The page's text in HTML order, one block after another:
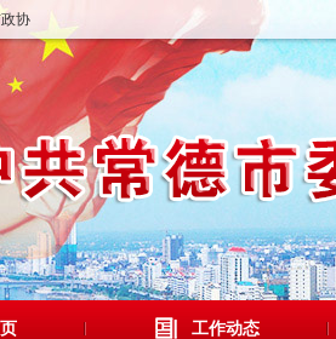
协
工作动态